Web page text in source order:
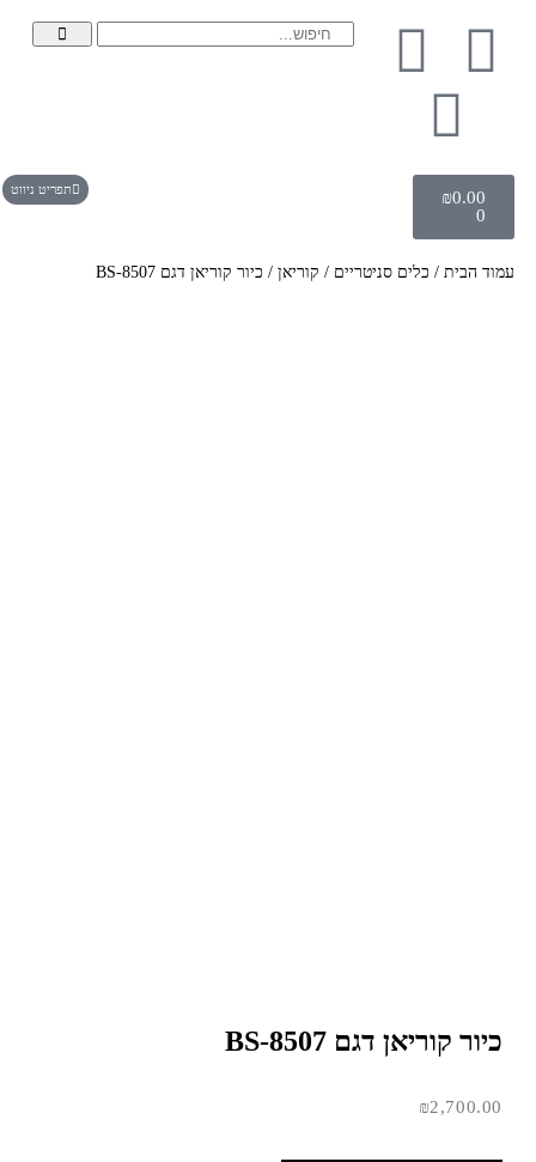
₪0.00
תפריט ניווט
עמוד הבית/ כלים סניטריים/ קוריאן/ כיור קוריאן דגם BS-8507
כיור קוריאן דגם BS-8507
₪2,700.00